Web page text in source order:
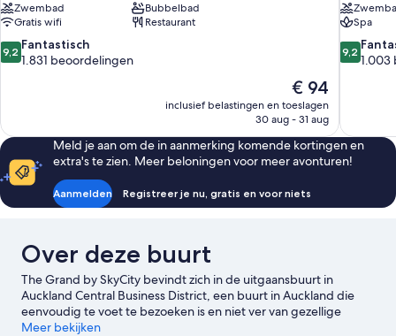
Zwembad
Bubbelbad
Gratis wifi
Restaurant
9.2
van
beoordelingen
9,2 Fantastisch
1.831 beoordelingen
De
prijs
is
€ 94
inclusief belastingen en toeslagen
30 aug - 31 aug
Spa
9.2
van
9,2
1.003
Meld je aan om de in aanmerking komende kortingen en
extra's te zien. Meer beloningen voor meer avonturen!
Aanmelden Registreer je nu, gratis en voor niets
Over deze buurt
The Grand by SkyCity bevindt zich in de uitgaansbuurt in
Auckland Central Business District, een buurt in Auckland die
eenvoudig te voet te bezoeken is en niet ver van gezellige
winkelstraten ligt. Princes Wharf en Sylvia Park zijn niet te missen
Meer bekijken